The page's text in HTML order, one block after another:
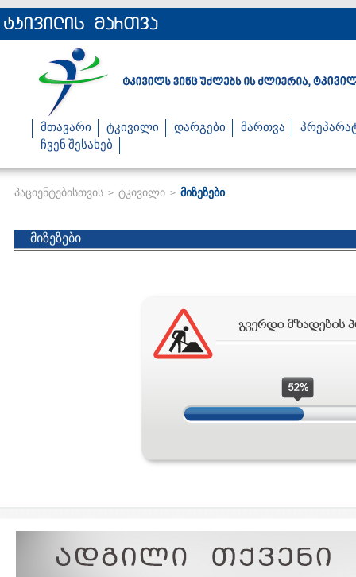
მთავარი ტკივილი დარგები მართვა
ჩვენ შესახებ
პაციენტებისთვის > ტკივილი > მიზეზები
მიზეზები